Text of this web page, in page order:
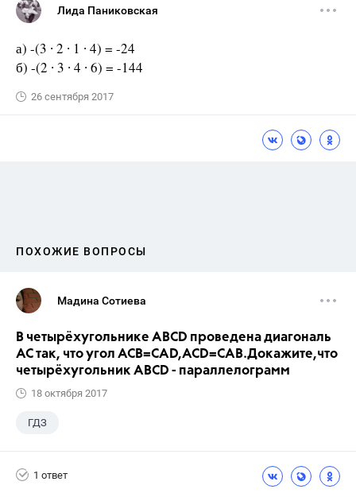
Лида Паниковская
а) -(3 ∙ 2 ∙ 1 ∙ 4) = -24
б) -(2 ∙ 3 ∙ 4 ∙ 6) = -144
26 сентября 2017
ПОХОЖИЕ ВОПРОСЫ
Мадина Сотиева
В четырёхугольнике ABCD проведена диагональ
AC так, что угол ACB=CAD,ACD=CAB.Докажите,что
четырёхугольник ABCD - параллелограмм
18 октября 2017
ГДЗ
1 ответ